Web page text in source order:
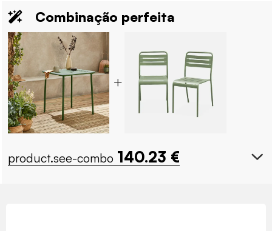
Combinação perfeita
product.see-combo 140.23 €